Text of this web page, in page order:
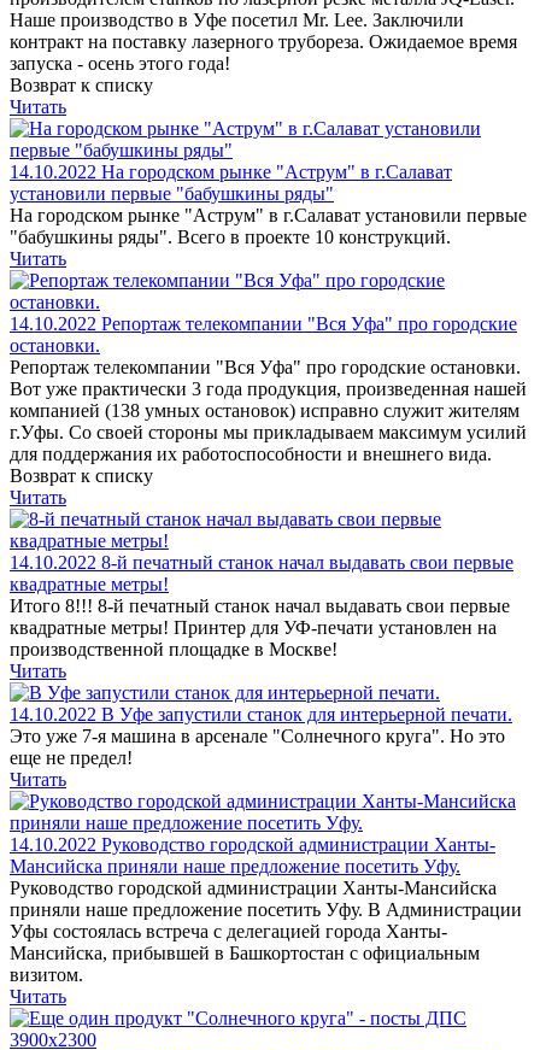
Наше производство в Уфе посетил Mr. Lee. Заключили
контракт на поставку лазерного трубореза. Ожидаемое время
запуска - осень этого года!
Возврат к списку
Читать
14.10.2022 На городском рынке "Аструм" в г.Салават
установили первые "бабушкины ряды"
На городском рынке "Аструм" в г.Салават установили первые
"бабушкины ряды". Всего в проекте 10 конструкций.
Читать
14.10.2022 Репортаж телекомпании "Вся Уфа" про городские
остановки.
Репортаж телекомпании "Вся Уфа" про городские остановки.
Вот уже практически 3 года продукция, произведенная нашей
компанией (138 умных остановок) исправно служит жителям
г.Уфы. Со своей стороны мы прикладываем максимум усилий
для поддержания их работоспособности и внешнего вида.
Возврат к списку
Читать
14.10.2022 8-й печатный станок начал выдавать свои первые
квадратные метры!
Итого 8!!! 8-й печатный станок начал выдавать свои первые
квадратные метры! Принтер для УФ-печати установлен на
производственной площадке в Москве!
Читать
14.10.2022 В Уфе запустили станок для интерьерной печати.
Это уже 7-я машина в арсенале "Солнечного круга". Но это
еще не предел!
Читать
14.10.2022 Руководство городской администрации Ханты-
Мансийска приняли наше предложение посетить Уфу.
Руководство городской администрации Ханты-Мансийска
приняли наше предложение посетить Уфу. В Администрации
Уфы состоялась встреча с делегацией города Ханты-
Мансийска, прибывшей в Башкортостан с официальным
визитом.
Читать